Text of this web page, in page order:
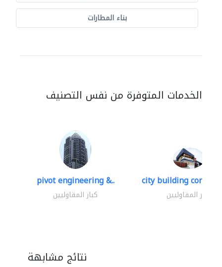
بناء المطارات
الخدمات المتوفرة من نفس التصنيف
pivot engineering &..
كبار المقاوليين
city building
كبار المقاوليين
نتائج مشابهة